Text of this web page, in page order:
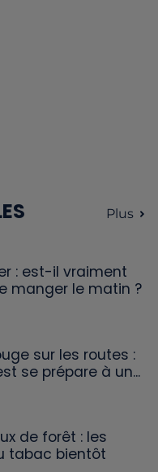
Plus
: est-il vraiment
manger le matin ?
sur les routes :
se prépare à un...
de forêt : les
tabac bientôt